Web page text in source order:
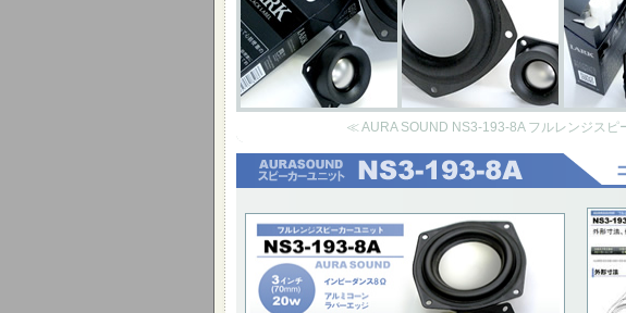
≪ AURA SOUND NS3-193-8A フルレンジス
小型ながら中低域にレンジを拡大、クラスを超え
た広帯域。
コンパクトなフルレンジとして小型マルチウェイ
のウーファーとして